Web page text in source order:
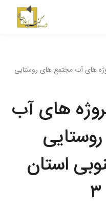
های آب مجتمع های روستایی
های آب
استان